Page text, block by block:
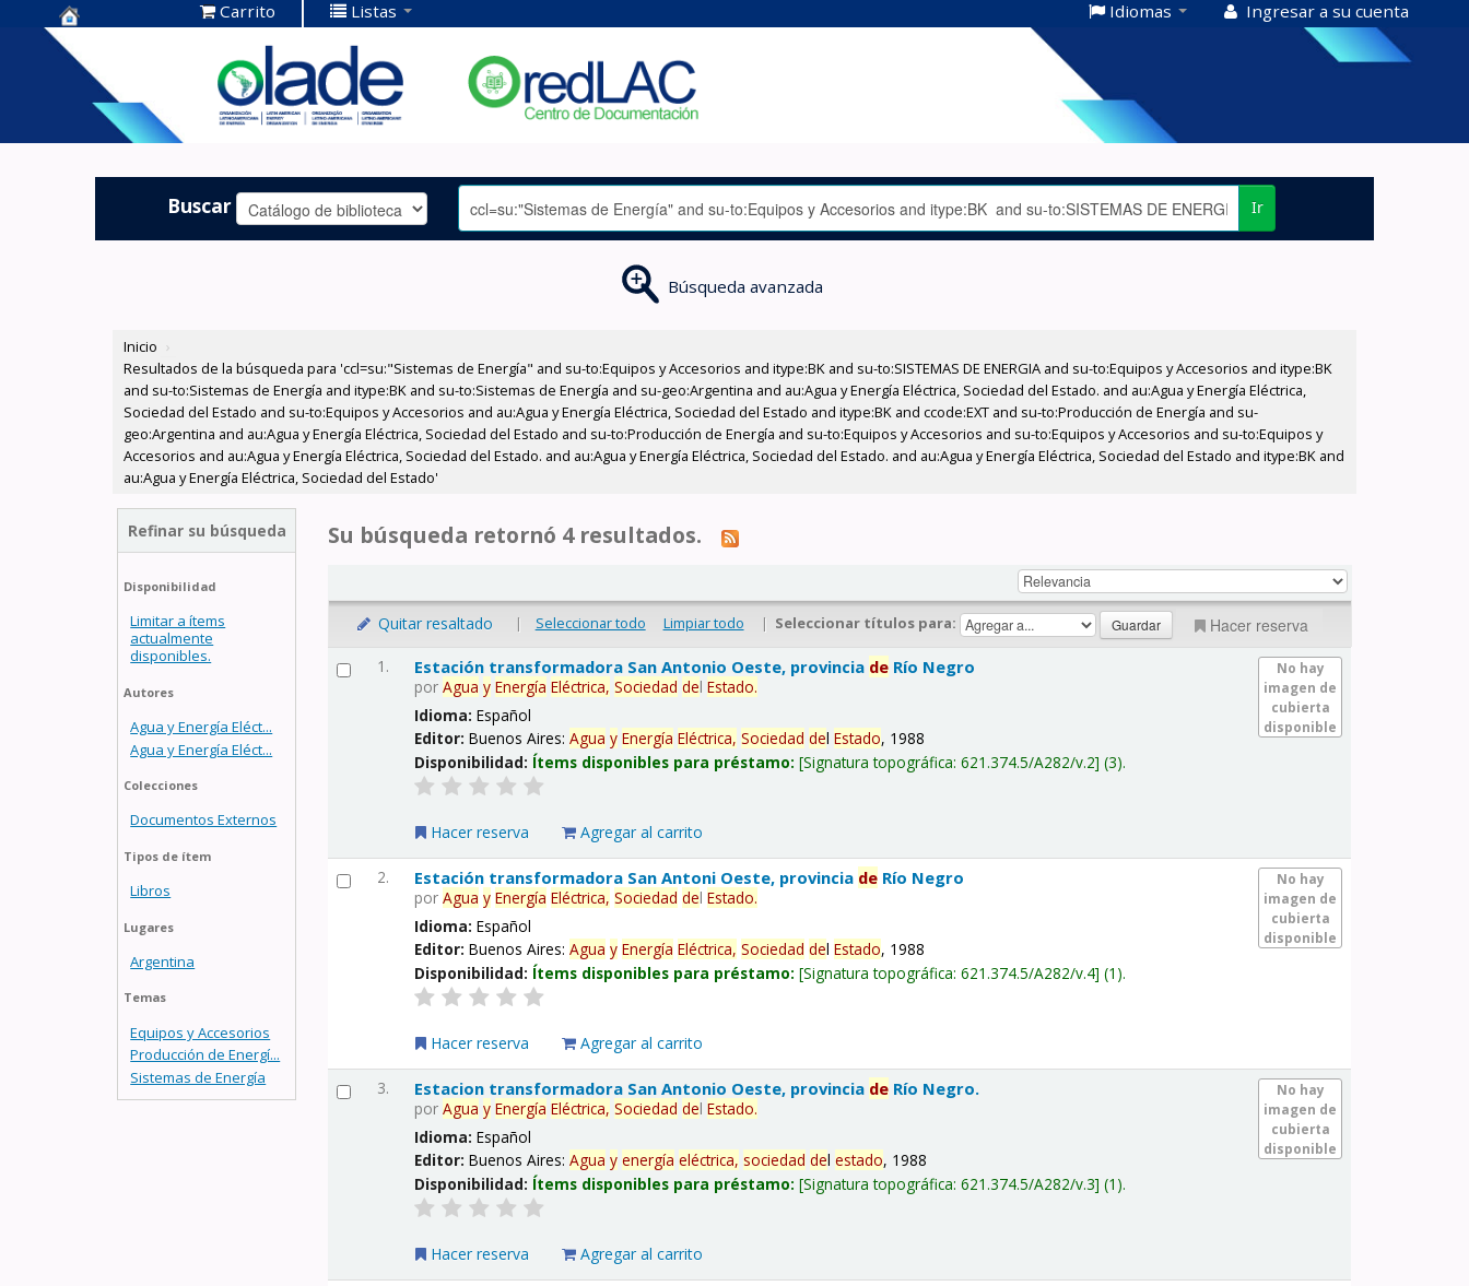
Centro de
Documentación
OLADE -
Carrito Listas Idiomas Ingresar a su cuenta
Buscar Ir
Búsqueda avanzada
Inicio ›
Resultados de la búsqueda para 'ccl=su:"Sistemas de Energía" and su-to:Equipos y Accesorios and itype:BK and su-to:SISTEMAS DE ENERGIA and su-to:Equipos y Accesorios and itype:BK
and su-to:Sistemas de Energía and itype:BK and su-to:Sistemas de Energía and su-geo:Argentina and au:Agua y Energía Eléctrica, Sociedad del Estado. and au:Agua y Energía Eléctrica,
Sociedad del Estado and su-to:Equipos y Accesorios and au:Agua y Energía Eléctrica, Sociedad del Estado and itype:BK and ccode:EXT and su-to:Producción de Energía and su-
geo:Argentina and au:Agua y Energía Eléctrica, Sociedad del Estado and su-to:Producción de Energía and su-to:Equipos y Accesorios and su-to:Equipos y Accesorios and su-to:Equipos y
Accesorios and au:Agua y Energía Eléctrica, Sociedad del Estado. and au:Agua y Energía Eléctrica, Sociedad del Estado. and au:Agua y Energía Eléctrica, Sociedad del Estado and itype:BK and
au:Agua y Energía Eléctrica, Sociedad del Estado'
Refinar su búsqueda
Disponibilidad
Limitar a ítems
actualmente
disponibles.
Autores
Agua y Energía Eléct...
Agua y Energía Eléct...
Colecciones
Documentos Externos
Tipos de ítem
Libros
Lugares
Argentina
Temas
Equipos y Accesorios
Producción de Energí...
Sistemas de Energía
Su búsqueda retornó 4 resultados.
Quitar resaltado | Seleccionar todo Limpiar todo | Seleccionar títulos para: Hacer reserva
1.
No hay
imagen de
cubierta
disponible
Estación transformadora San Antonio Oeste, provincia de Río Negro
porAgua y Energía Eléctrica, Sociedad delEstado.
Idioma:Español
Editor:Buenos Aires:Agua y Energía Eléctrica, Sociedad delEstado, 1988
Disponibilidad: Ítems disponibles para préstamo: Signatura topográfica:621.374.5/A282/v.2 (3).
Hacer reserva Agregar al carrito
2.
No hay
imagen de
cubierta
disponible
Estación transformadora San Antoni Oeste, provincia de Río Negro
porAgua y Energía Eléctrica, Sociedad delEstado.
Idioma:Español
Editor:Buenos Aires:Agua y Energía Eléctrica, Sociedad delEstado, 1988
Disponibilidad: Ítems disponibles para préstamo: Signatura topográfica:621.374.5/A282/v.4 (1).
Hacer reserva Agregar al carrito
3.
No hay
imagen de
cubierta
disponible
Estacion transformadora San Antonio Oeste, provincia de Río Negro.
porAgua y Energía Eléctrica, Sociedad delEstado.
Idioma:Español
Editor:Buenos Aires:Agua y energía eléctrica, sociedad delestado, 1988
Disponibilidad: Ítems disponibles para préstamo: Signatura topográfica:621.374.5/A282/v.3 (1).
Hacer reserva Agregar al carrito